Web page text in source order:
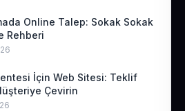
Online Talep: Sokak Sokak
Rehberi
İçin Web Sitesi: Teklif
Çevirin